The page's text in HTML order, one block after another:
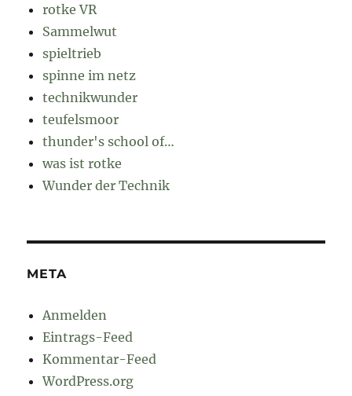
rotke VR
Sammelwut
spieltrieb
spinne im netz
technikwunder
teufelsmoor
thunder's school of…
was ist rotke
Wunder der Technik
META
Anmelden
Eintrags-Feed
Kommentar-Feed
WordPress.org